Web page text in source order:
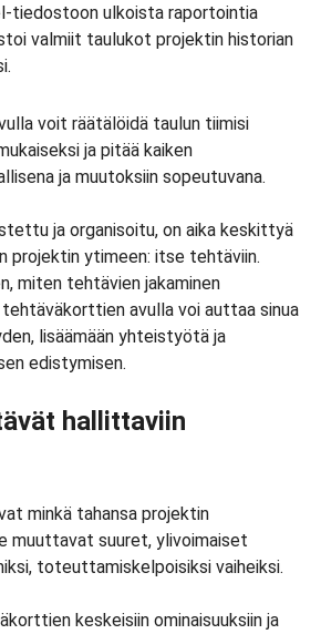
tiedostoon ulkoista raportointia
valmiit taulukot projektin historian
voit räätälöidä taulun tiimisi
ja pitää kaiken
ja muutoksiin sopeutuvana.
ja organisoitu, on aika keskittyä
projektin ytimeen: itse tehtäviin.
miten tehtävien jakaminen
avulla voi auttaa sinua
lisäämään yhteistyötä ja
edistymisen.
hallittaviin
minkä tahansa projektin
muuttavat suuret, ylivoimaiset
toteuttamiskelpoisiksi vaiheiksi.
keskeisiin ominaisuuksiin ja